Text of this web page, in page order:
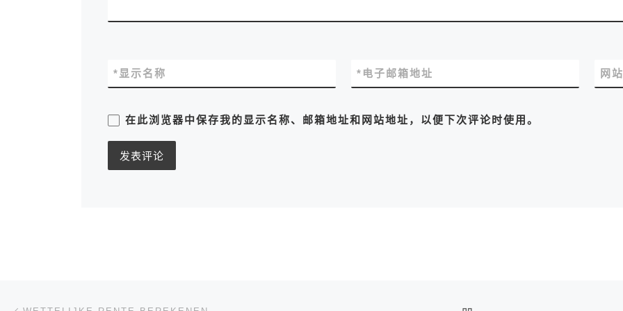
显示名称
* 电子邮箱地址
* 网
在此浏览器中保存我的显示名称、邮箱地址和网站地址，以便下次评论时使用。
文章导航